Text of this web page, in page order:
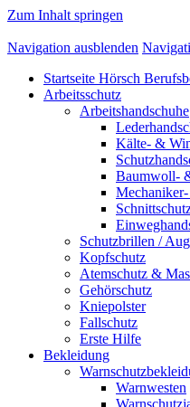
Zum Inhalt springen
Navigation ausblenden
Startseite Hörsch
Arbeitsschutz
Arbeitshandschuhe
Kälte- &
Baumwoll-
Schutzbrillen /
Kopfschutz
Atemschutz &
Gehörschutz
Kniepolster
Fallschutz
Erste Hilfe
Bekleidung
Warnwesten